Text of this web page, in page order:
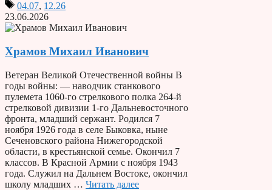
04.07, 12.26
23.06.2026
Храмов Михаил Иванович
Ветеран Великой Отечественной войны В
годы войны: — наводчик станкового
пулемета 1060-го стрелкового полка 264-й
стрелковой дивизии 1-го Дальневосточного
фронта, младший сержант. Родился 7
ноября 1926 года в селе Быковка, ныне
Сеченовского района Нижегородской
области, в крестьянской семье. Окончил 7
классов. В Красной Армии с ноября 1943
года. Служил на Дальнем Востоке, окончил
школу младших … Читать далее